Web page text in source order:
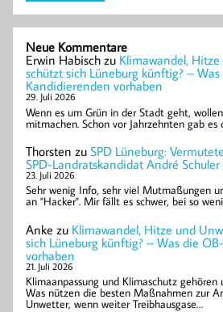
Neue Kommentare
Erwin Habisch zu Klimawandel,
schützt sich Lüneburg künftig? –
Kandidierenden vorhaben
29. Juli 2026
Wenn es um Grün in der Stadt geht,
mitmachen. Schon vor Jahrzehnten gab es
Thorsten zu SPD Lüneburg:
SPD-Landratskandidat André
23. Juli 2026
Sehr wenig Info, sehr viel Mutmaßungen
an "Hacker". Mir fällt es schwer, bei so
Anke zu Klimawandel, Hitze und
sich Lüneburg künftig? – Was die
vorhaben
21. Juli 2026
Klimaanpassung und Klimaschutz gehören
Was nützen die besten Maßnahmen zur
Unwetter, wenn weiter Treibhausgase…